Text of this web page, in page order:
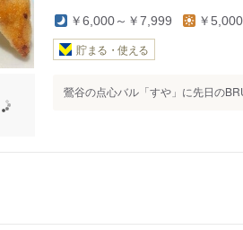
￥6,000～￥7,999 ￥
貯まる・使える
鶯谷の点心バル「すや」に先日の